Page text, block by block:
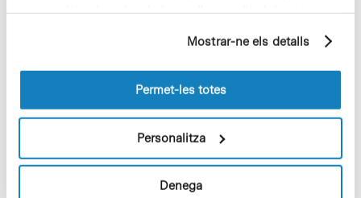
personalitzada sobre la base d'un perfil elaborat a
pàgines visitades). Per a obtenir més informació sobre
les cookies pot consultar laPolítica de cookiesdel
Mostrar-ne els detalls
Permet-les totes
Personalitza
Denega
Conviure amb la nova realitat
climàtica
8 de juliol de 2026